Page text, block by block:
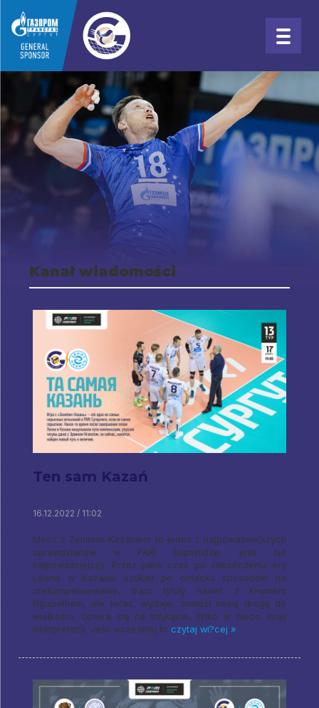
Kanał wiadomości
Ten sam Kazań
16.12.2022 / 11:02
Mecz z Zenitem-Kazaniem to jeden z najpoważniejszych
sprawdzianów w PARI Superlidze, jeśli nie
najpoważniejszy. Przez jakiś czas po zakończeniu ery
Leona w Kazaniu szukali po omacku ​​sposobów na
zrekompensowanie, traci tytuły nawet z Erwinem
Ngapethem, ale teraz, wydaje, znalazł nową drogę do
wielkości. Opiera się na trójkącie, tylko w nieco innej
interpretacji. Jeśli wcześniej to czytaj wi?cej »